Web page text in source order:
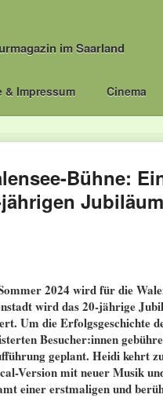
im Saarland
& Impressum Cinema
Bühne:
Jubiläum
2024 wird für die
wird das 20-jährige
Um die Erfolgsgeschichte
Besucher:innen
geplant. Heidi kehrt
Version mit neuer Musik
einer erstmaligen und